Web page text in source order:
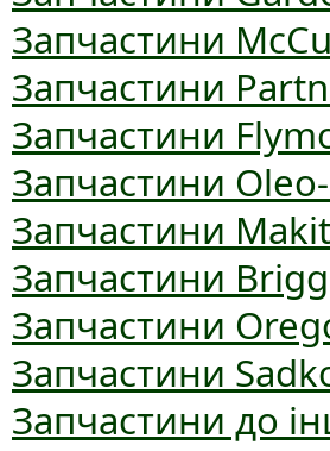
Запчастини
Запчастини
Запчастини
Запчастини
Запчастини
Запчастини
Запчастини
Запчастини
Запчастини до